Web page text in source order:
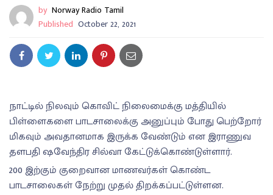
by Norway Radio Tamil
Published October 22, 2021
நாட்டில் நிலவும் கொவிட் நிலைமைக்கு மத்தியில்
பிள்ளைகளை பாடசாலைக்கு அனுப்பும் போது பெற்றோர்
மிகவும் அவதானமாக இருக்க வேண்டும் என இராணுவ
தளபதி ஷவேந்திர சில்வா கேட்டுக்கொண்டுள்ளார்.
200 இற்கும் குறைவான மாணவர்கள் கொண்ட
பாடசாலைகள் நேற்று முதல் திறக்கப்பட்டுள்ளன.